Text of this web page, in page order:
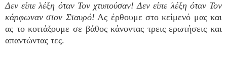
Δεν είπε λέξη όταν Τον χτυπούσαν! Δεν είπε λέξη όταν Τον
κάρφωναν στον Σταυρό! Ας έρθουμε στο κείμενό μας και
ας το κοιτάξουμε σε βάθος κάνοντας τρεις ερωτήσεις και
απαντώντας τες.